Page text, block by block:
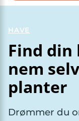
HAVE
Find
nem
planter
Drømmer du